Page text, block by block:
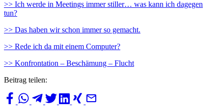
>> Ich werde in Meetings immer stiller… was kann ich dagegen
tun?
>> Das haben wir schon immer so gemacht.
>> Rede ich da mit einem Computer?
>> Konfrontation – Beschämung – Flucht
Beitrag teilen: